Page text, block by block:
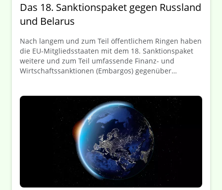
Das 18. Sanktionspaket gegen Russland
und Belarus
Nach langem und zum Teil öffentlichem Ringen haben
die EU-Mitgliedsstaaten mit dem 18. Sanktionspaket
weitere und zum Teil umfassende Finanz- und
Wirtschaftssanktionen (Embargos) gegenüber
schärfsten Maßnahmen seit Beginn des russischen
Angriffskriegs gegen die Ukraine. In Fokus des Pakets
stehen Maßnahmen im Bereich der russischen
Energie und Finanzwirtschaft, der militärischen
Kapazitäten Russlands sowie die zunehmende
Bekämpfung von Sanktionsumgehungen. Die
Ergänzungen betreffen die Verordnung (EU) Nr.
833/2014, die Verordnung (EU) Nr. 269/2014 (beide
Russland) sowie die Verordnung (EG) Nr. 765/2006